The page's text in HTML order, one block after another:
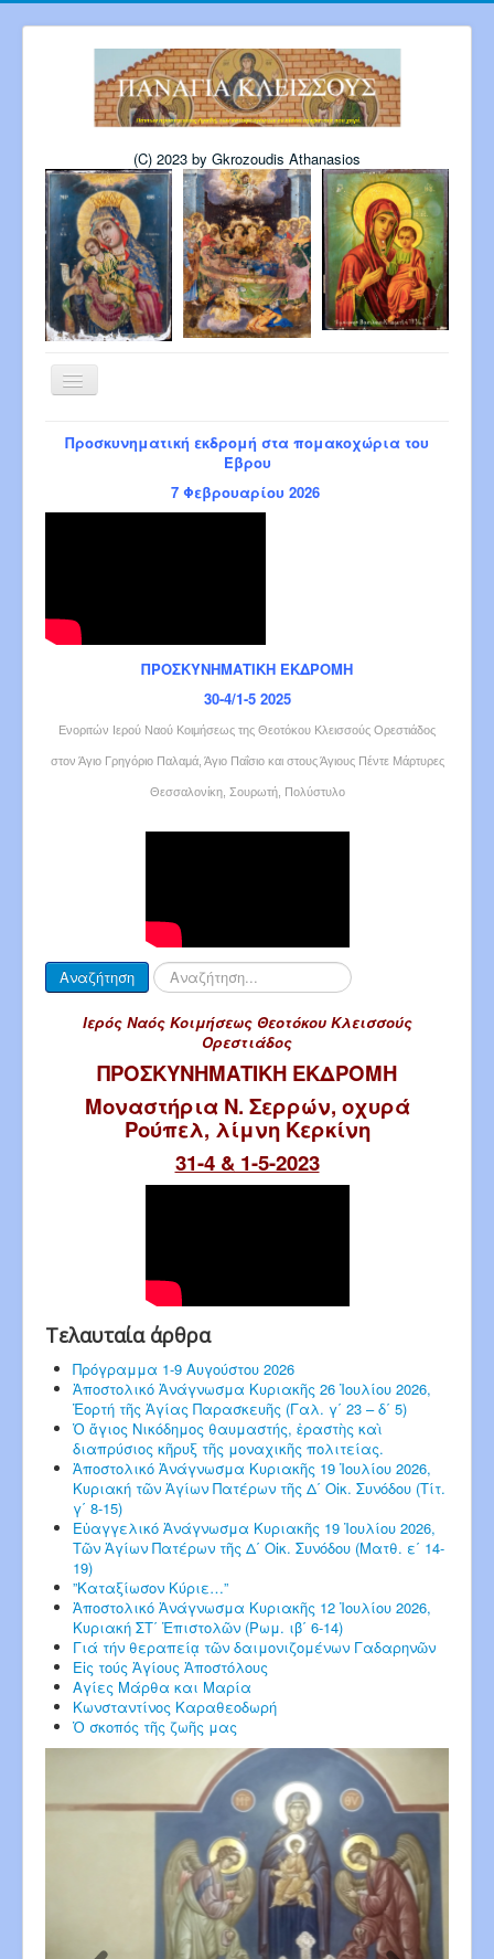
(C) 2023 by Gkrozoudis Athanasios
Εναλλαγή
Πρόγραμμα Παναγίας 6-2026
Πρόγρ. Σεβ. Μητροπολίτου 8-2026
Προσκυνηματική εκδρομή στα πομακοχώρια του
Έβρου
7 Φεβρουαρίου 2026
ΠΡΟΣΚΥΝΗΜΑΤΙΚΗ ΕΚΔΡΟΜΗ
30-4/1-5 2025
Ενοριτών Ιερού Ναού Κοιμήσεως της Θεοτόκου Κλεισσούς Ορεστιάδος
στον Άγιο Γρηγόριο Παλαμά, Άγιο Παΐσιο και στους Άγιους Πέντε Μάρτυρες
Θεσσαλονίκη, Σουρωτή, Πολύστυλο
Αναζήτηση Αναζήτηση...
Ιερός Ναός Κοιμήσεως Θεοτόκου Κλεισσούς
Ορεστιάδος
ΠΡΟΣΚΥΝΗΜΑΤΙΚΗ ΕΚΔΡΟΜΗ
Μοναστήρια Ν. Σερρών, οχυρά
Ρούπελ, λίμνη Κερκίνη
31-4 & 1-5-2023
Τελαυταία άρθρα
Πρόγραμμα 1-9 Αυγούστου 2026
Ἀποστολικό Ἀνάγνωσμα Κυριακῆς 26 Ἰουλίου 2026,
Ἑορτή τῆς Ἁγίας Παρασκευῆς (Γαλ. γ΄ 23 – δ΄ 5)
Ὁ ἅγιος Νικόδημος θαυμαστής, ἐραστὴς καὶ
διαπρύσιος κῆρυξ τῆς μοναχικῆς πολιτείας.
Ἀποστολικό Ἀνάγνωσμα Κυριακῆς 19 Ἰουλίου 2026,
Κυριακή τῶν Ἁγίων Πατέρων τῆς Δ΄ Οἰκ. Συνόδου (Τίτ.
γ΄ 8-15)
Εὐαγγελικό Ἀνάγνωσμα Κυριακῆς 19 Ἰουλίου 2026,
Τῶν Ἁγίων Πατέρων τῆς Δ΄ Οἰκ. Συνόδου (Ματθ. ε΄ 14-
19)
”Καταξίωσον Κύριε…”
Ἀποστολικό Ἀνάγνωσμα Κυριακῆς 12 Ἰουλίου 2026,
Κυριακή ΣΤ΄ Ἐπιστολῶν (Ρωμ. ιβ΄ 6-14)
Γιά τήν θεραπείᾳ τῶν δαιμονιζομένων Γαδαρηνῶν
Εἰς τούς Ἁγίους Ἀποστόλους
Αγίες Μάρθα και Μαρία
Κωνσταντίνος Καραθεοδωρή
Ὁ σκοπός τῆς ζωῆς μας